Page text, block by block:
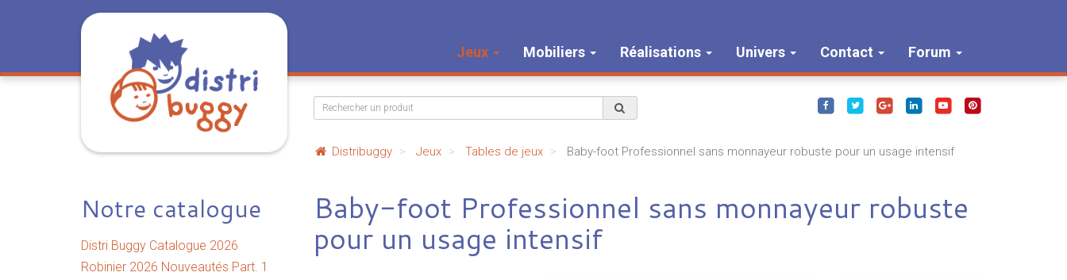
Jeux Mobiliers Réalisations Univers Contact Forum
Notre catalogue
Distri Buggy Catalogue 2026
Robinier 2026 Nouveautés Part. 1
Distribuggy Jeux Tables de jeux Baby-foot Professionnel sans monnayeur robuste pour un usage intensif
Baby-foot Professionnel sans monnayeur robuste
pour un usage intensif